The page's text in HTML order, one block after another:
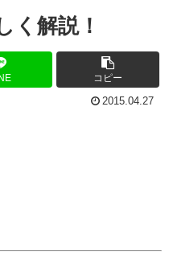
く解説！
コピー
2015.04.27